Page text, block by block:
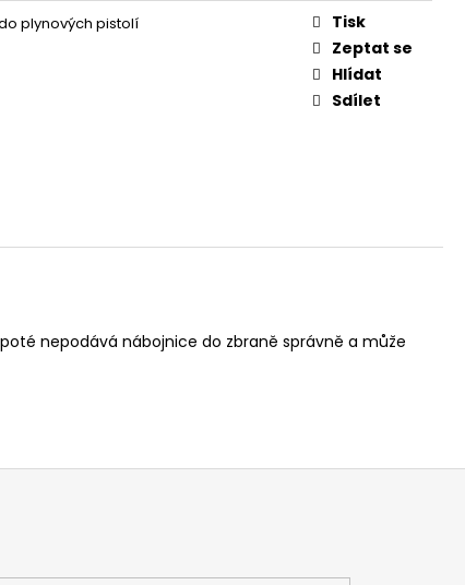
plynových pistolí
Tisk
Zeptat se
Hlídat
Sdílet
nepodává nábojnice do zbraně správně a může
SLZNÉ REVOLVER